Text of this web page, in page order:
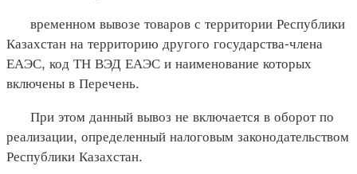
временном вывозе товаров с территории Республики
Казахстан на территорию другого государства-члена
ЕАЭС, код ТН ВЭД ЕАЭС и наименование которых
включены в Перечень.
При этом данный вывоз не включается в оборот по
реализации, определенный налоговым законодательством
Республики Казахстан.